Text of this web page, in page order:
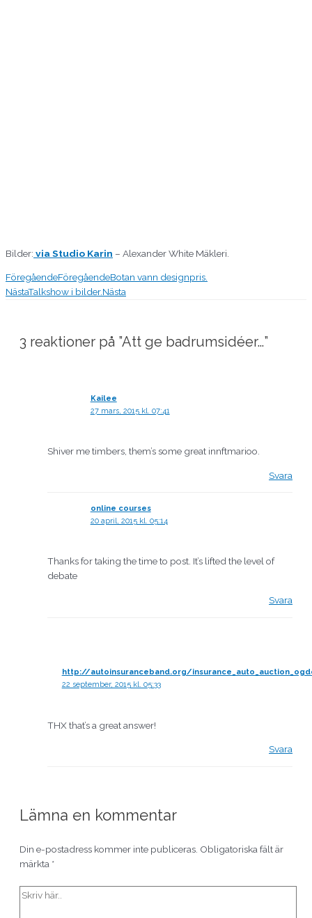
Bilder: via Studio Karin – Alexander White Mäkleri.
FöregåendeFöregåendeBotan vann designpris.
NästaTalkshow i bilder.Nästa
3 reaktioner på ”Att ge badrumsidéer…”
Kailee
27 mars, 2015 kl. 07:41
Shiver me timbers, them’s some great innftmarioo.
Svara
online courses
20 april, 2015 kl. 05:14
Thanks for taking the time to post. It’s lifted the level of
debate
Svara
http://autoinsuranceband.org/
22 september, 2015 kl. 05:33
THX that’s a great answer!
Svara
Lämna en kommentar
Din e-postadress kommer inte publiceras. Obligatoriska fält är
märkta *